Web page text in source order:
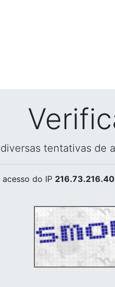
tentativas de
do IP 216.73.216.40